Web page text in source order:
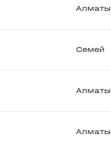
Алматы
Семей
Алматы
Алматы